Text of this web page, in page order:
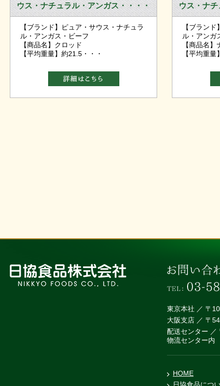
ウス・ナチュラル・アンガス・・・・
【ブランド】ピュア・サウス・ナチュラ
ル・アンガス・ビーフ
【商品名】クロッド
【平均重量】約21.5・・・
ウス・ナ
【ブラン
ル・アンガ
【商品名
【平均重
東京本社 ／ 〒
大阪支店 ／ 〒
配送センター
物流センター内
HOME